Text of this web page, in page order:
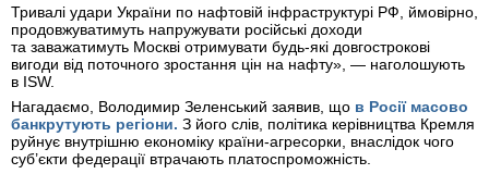
Тривалі удари України по нафтовій інфраструктурі РФ, ймовірно,
продовжуватимуть напружувати російські доходи
та заважатимуть Москві отримувати будь-які довгострокові
вигоди від поточного зростання цін на нафту», — наголошують
в ISW.
Нагадаємо, Володимир Зеленський заявив, що в Росії масово
банкрутують регіони. З його слів, політика керівництва Кремля
руйнує внутрішню економіку країни-агресорки, внаслідок чого
суб’єкти федерації втрачають платоспроможність.